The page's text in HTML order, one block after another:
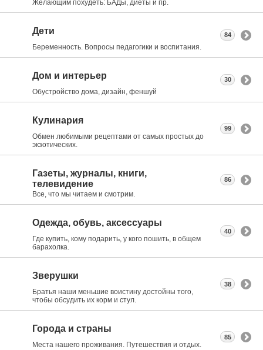
Желающим похудеть: БАДы, диеты и пр.
Дети
Беременность. Вопросы педагогики и воспитания.
84
Дом и интерьер
Обустройство дома, дизайн, феншуй
30
Кулинария
Обмен любимыми рецептами от самых простых до
экзотических.
99
Газеты, журналы, книги,
телевидение
Все, что мы читаем и смотрим.
86
Одежда, обувь, аксессуары
Где купить, кому подарить, у кого пошить, в общем
барахолка.
40
Зверушки
Братья наши меньшие воистину достойны того,
чтобы обсудить их корм и стул.
38
Города и страны
Места нашего проживания. Путешествия и отдых.
85